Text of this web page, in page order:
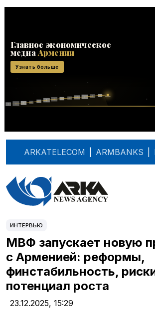
ARKATELECOM ARMBANKS
ИНТЕРВЬЮ
МВФ запускает новую
с Арменией: реформы,
финстабильность,
потенциал роста
23.12.2025, 15:29